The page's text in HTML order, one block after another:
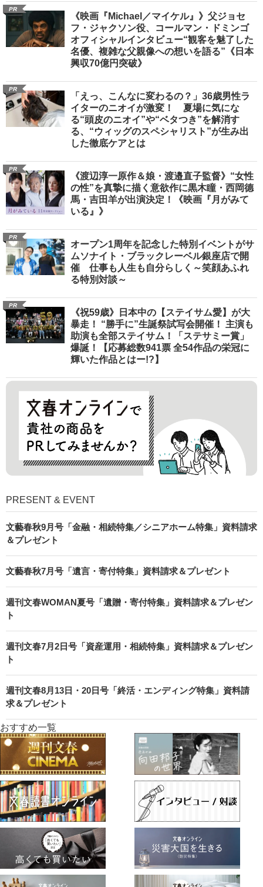
PR
《映画『Michael／マイケル』》父ジョセ
フ・ジャクソン役、コールマン・ドミンゴ
オフィシャルインタビュー“観客を魅了した
名優、複雑な父親像への想いを語る”《日本
興収70億円突破》
PR
「えっ、こんなに変わるの？」36歳男性ラ
イターのニオイが激変！ 夏場に気にな
る“頭皮のニオイ”や“ベタつき”を解消す
る、“ウィッグのスペシャリスト”が生み出
した徹底ケアとは
PR
《渡辺淳一原作＆娘・渡邉直子監督》“女性
の性”を真摯に描く意欲作に黒木瞳・西岡德
馬・吉田羊が出演決定！《映画『月がみて
いる』》
PR
オープン1周年を記念した特別イベントがサ
ムソナイト・ブラックレーベル銀座店で開
催 仕事も人生も自分らしく～笑顔あふれ
る特別対談～
PR
《祝59歳》日本中の【ステイサム愛】が大
暴走！ “勝手に”生誕祭試写会開催！ 主演も
助演も全部ステイサム！「ステサミー賞」
爆誕！【応募総数941票 全54作品の栄冠に
輝いた作品とはー!?】
PRESENT & EVENT
文藝春秋9月号「金融・相続特集／シニアホーム特集」資料請求
＆プレゼント
文藝春秋7月号「遺言・寄付特集」資料請求＆プレゼント
週刊文春WOMAN夏号「遺贈・寄付特集」資料請求＆プレゼン
ト
週刊文春7月2日号「資産運用・相続特集」資料請求＆プレゼン
ト
週刊文春8月13日・20日号「終活・エンディング特集」資料請
求＆プレゼント
おすすめ一覧